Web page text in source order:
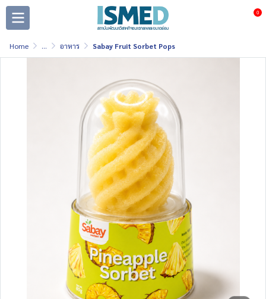
0
Home ... อาหาร Sabay Fruit Sorbet Pops